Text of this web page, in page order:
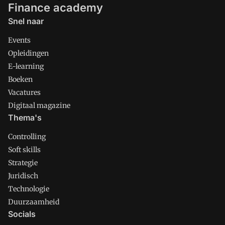
Finance academy
Snel naar
Events
Opleidingen
E-learning
Boeken
Vacatures
Digitaal magazine
Thema's
Controlling
Soft skills
Strategie
Juridisch
Technologie
Duurzaamheid
Socials